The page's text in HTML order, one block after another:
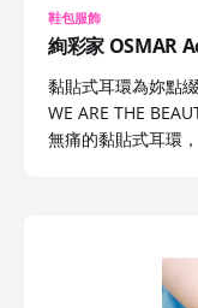
鞋包服飾
絢彩家 OSMAR
黏貼式耳環為妳點
WE ARE THE
無痛的黏貼式耳環，